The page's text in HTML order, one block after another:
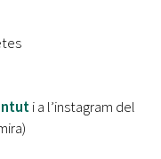
i a l’instagram del